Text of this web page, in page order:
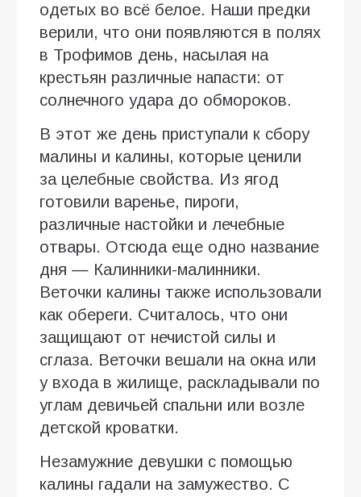
одетых во всё белое. Наши предки
верили, что они появляются в полях
в Трофимов день, насылая на
крестьян различные напасти: от
солнечного удара до обмороков.
В этот же день приступали к сбору
малины и калины, которые ценили
за целебные свойства. Из ягод
готовили варенье, пироги,
различные настойки и лечебные
отвары. Отсюда еще одно название
дня — Калинники-малинники.
Веточки калины также использовали
как обереги. Считалось, что они
защищают от нечистой силы и
сглаза. Веточки вешали на окна или
у входа в жилище, раскладывали по
углам девичьей спальни или возле
детской кроватки.
Незамужние девушки с помощью
калины гадали на замужество. С